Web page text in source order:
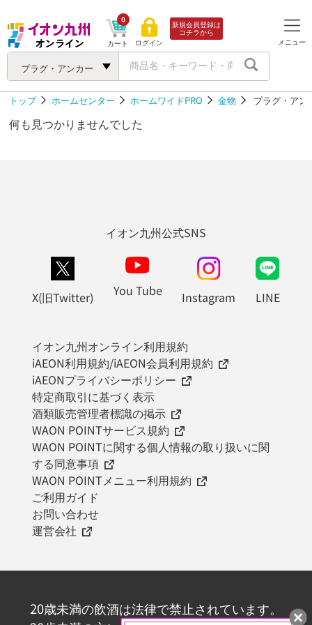
プラグ・アンカー
カート
0
ログイン
新規会員登録は
コチラから
メニュー
トップ ホームセンター ホームワイドPRO 金物 プラグ・アン
何も見つかりませんでした
イオン九州公式SNS
X(旧Twitter) You Tube Instagram LINE
イオン九州オンライン利用規約
iAEON利用規約/iAEON会員利用規約
iAEONプライバシーポリシー
特定商取引に基づく表示
酒類販売管理者標識の掲示
WAON POINTサービス規約
WAON POINTに関する個人情報の取り扱いに関
する同意事項
WAON POINTメニュー利用規約
ご利用ガイド
お問い合わせ
運営会社
20歳未満の飲酒は法律で禁止されています。